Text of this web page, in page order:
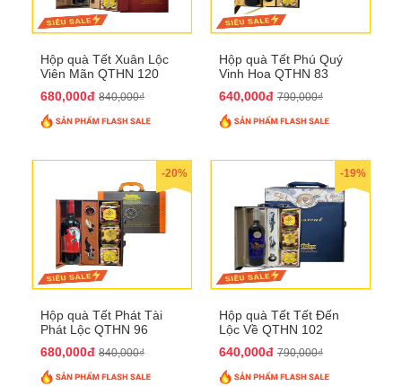
Hộp quà Tết Xuân Lộc
Viên Mãn QTHN 120
680,000đ 840,000₫
Hộp quà Tết Phú Quý
Vinh Hoa QTHN 83
640,000đ 790,000₫
-20%
Hộp quà Tết Phát Tài
Phát Lộc QTHN 96
680,000đ 840,000₫
-19%
Hộp quà Tết Tết Đến
Lộc Về QTHN 102
640,000đ 790,000₫